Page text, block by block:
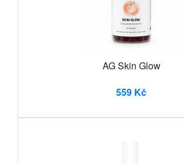
AG Skin Glow
559 Kč